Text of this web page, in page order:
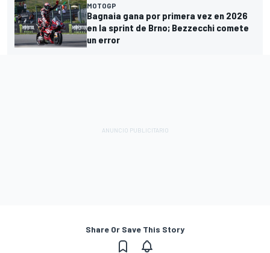
MOTOGP
Bagnaia gana por primera vez en 2026
en la sprint de Brno; Bezzecchi comete
un error
Share Or Save This Story